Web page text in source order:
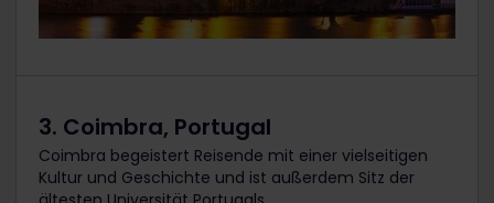
3. Coimbra, Portugal
Coimbra begeistert Reisende mit einer vielseitigen
Kultur und Geschichte und ist außerdem Sitz der